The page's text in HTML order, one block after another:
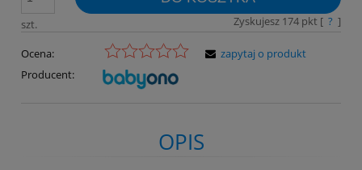
szt. Zyskujesz 174pkt [ ? ]
Ocena:
Producent:
zapytaj o produkt
OPIS